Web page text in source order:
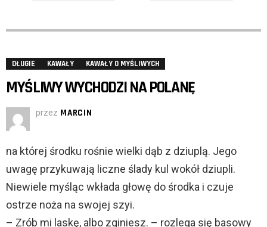
DŁUGIE KAWAŁY KAWAŁY O MYŚLIWYCH
MYŚLIWY WYCHODZI NA POLANĘ
przez MARCIN
na której środku rośnie wielki dąb z dziuplą. Jego
uwagę przykuwają liczne ślady kul wokół dziupli.
Niewiele myśląc wkłada głowę do środka i czuje
ostrze noża na swojej szyi.
– Zrób mi laskę, albo zginiesz. – rozlega się basowy